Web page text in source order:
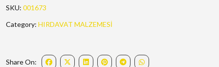
SKU: 001673
Category: HIRDAVAT MALZEMESİ
Share On: